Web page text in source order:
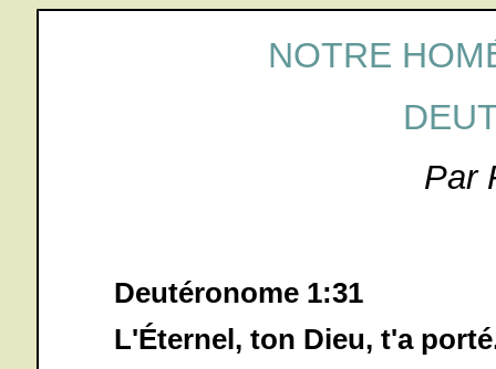
NOTRE
Par
Deutéronome 1:31
L'Éternel, ton Dieu, t'a